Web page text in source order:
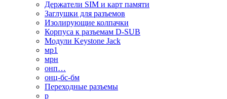
Держатели SIM и карт памяти
Заглушки для разъемов
Изолирующие колпачки
Корпуса к разъемам D-SUB
Модули Keystone Jack
мр1
мрн
онп…
онц-бс-бм
Переходные разъемы
р